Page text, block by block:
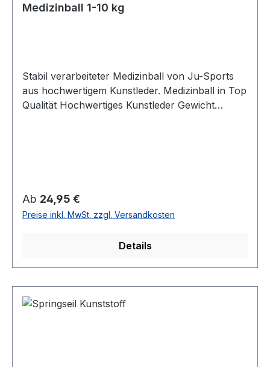
Medizinball 1-10 kg
Stabil verarbeiteter Medizinball von Ju-Sports
aus hochwertigem Kunstleder. Medizinball in Top
Qualität Hochwertiges Kunstleder Gewicht
Regulärer Preis:
Ab 24,95 €
Preise inkl. MwSt. zzgl. Versandkosten
Details